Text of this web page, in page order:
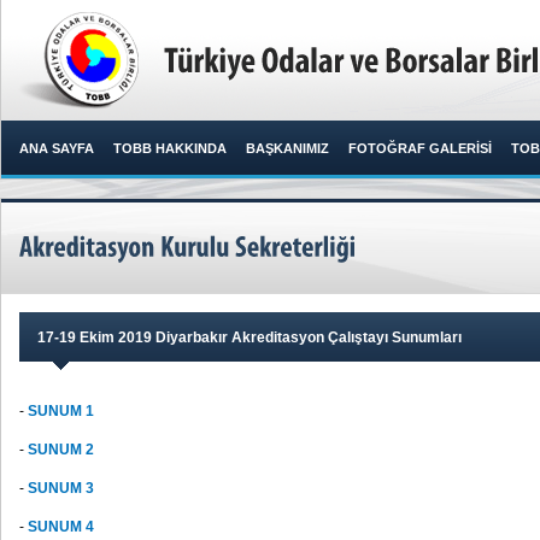
ANA SAYFA TOBB HAKKINDA BAŞKANIMIZ FOTOĞRAF GALERİSİ
17-19 Ekim 2019 Diyarbakır Akreditasyon Çalıştayı Sunumları
- SUNUM 1
- SUNUM 2
- SUNUM 3
- SUNUM 4